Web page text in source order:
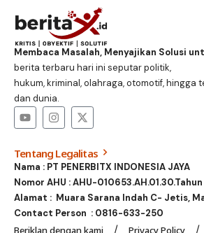
Membaca Masalah, Menyajikan Solusi
berita terbaru hari ini seputar politik,
hukum, kriminal, olahraga, otomotif, hingga
dan dunia.
Tentang Legalitas
Nama : PT PENERBITX INDONESIA JAYA
Nomor AHU : AHU-
Alamat : Muara Sarana Indah C- Jetis,
Contact Person : 0816-633-250
Beriklan dengan kami Privacy Policy